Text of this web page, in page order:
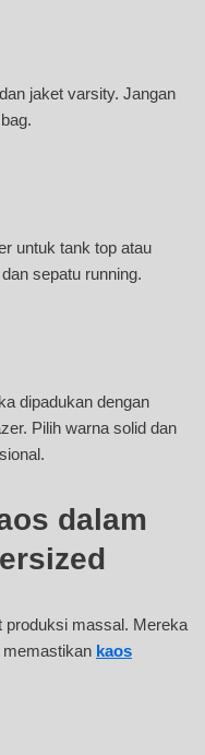
jaket varsity. Jangan
untuk tank top atau
sepatu running.
dipadukan dengan
Pilih warna solid dan
dalam
produksi massal. Mereka
memastikan kaos